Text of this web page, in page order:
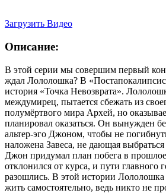
Загрузить Видео
Описание:
В этой серии мы совершим первый
ждал Лололошка? В
история «Точка Невозврата».
междумирец, пытается сбежать из
полумёртвого мира Архей, но
планировал оказаться. Он вынужден
альтер‑эго Джоном, чтобы не
наложена Завеса, не дающая
Джон придумал план побега в
отклонился от курса, и пути главного
разошлись. В этой истории Лололошка
жить самостоятельно, ведь никто не